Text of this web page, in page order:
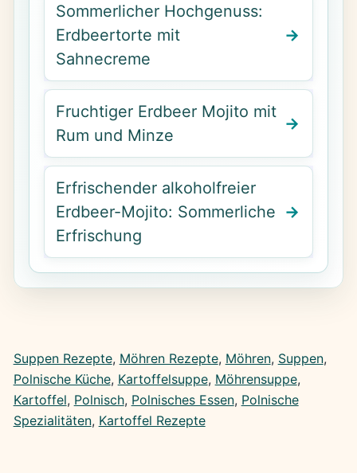
Sommerlicher Hochgenuss:
Erdbeertorte mit
Sahnecreme
Fruchtiger Erdbeer Mojito mit
Rum und Minze
Erfrischender alkoholfreier
Erdbeer-Mojito: Sommerliche
Erfrischung
Suppen Rezepte, Möhren Rezepte, Möhren, Suppen
Polnische Küche, Kartoffelsuppe, Möhrensuppe
Kartoffel, Polnisch, Polnisches Essen, Polnische
Spezialitäten, Kartoffel Rezepte